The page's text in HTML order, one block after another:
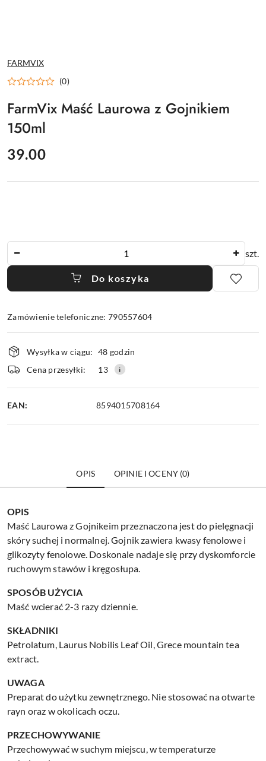
NAZWA
PRODUCENTA:
FARMVIX
(0)
FarmVix Maść Laurowa z Gojnikiem
150ml
cena:
39.00
szt.
Do koszyka
Zamówienie telefoniczne: 790557604
Dostępność
i
dostawa
Wysyłka w ciągu: 48 godzin
Cena przesyłki:
13
EAN: 8594015708164
OPIS OPINIE I OCENY (0)
OPIS
Maść Laurowa z Gojnikeim przeznaczona jest do pielęgnacji
skóry suchej i normalnej. Gojnik zawiera kwasy fenolowe i
glikozyty fenolowe. Doskonale nadaje się przy dyskomforcie
ruchowym stawów i kręgosłupa.
SPOSÓB UŻYCIA
Maść wcierać 2-3 razy dziennie.
SKŁADNIKI
Petrolatum, Laurus Nobilis Leaf Oil, Grece mountain tea
extract.
UWAGA
Preparat do użytku zewnętrznego. Nie stosować na otwarte
rayn oraz w okolicach oczu.
PRZECHOWYWANIE
Przechowywać w suchym miejscu, w temperaturze